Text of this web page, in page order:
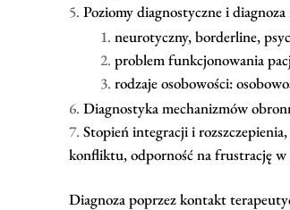
Poziomy diagnostyczne i
neurotyczny, borderline,
problem funkcjonowania
rodzaje osobowości:
Diagnostyka mechanizmów
Stopień integracji i
konfliktu, odporność na frustrację w
Diagnoza poprzez kontakt